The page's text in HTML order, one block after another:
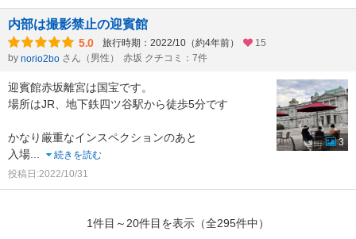
内部は撮影禁止の迎賓館
5.0 旅行時期：2022/10（約4年前）
15
by norio2bo さん（男性） 赤坂 クチコミ：7件
迎賓館赤坂離宮は国宝です。
場所はJR、地下鉄四ツ谷駅から徒歩5分です
かなり厳重なインスペクションのあと
入場
続きを読む
投稿日:2022/10/31
3
1件目～20件目を表示（全295件中）